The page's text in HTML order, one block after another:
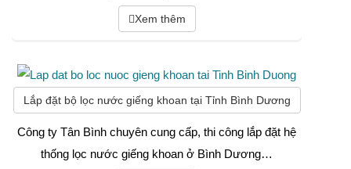
Xem thêm
Lắp đặt bộ lọc nước giếng khoan tại Tỉnh Bình Dương
Công ty Tân Bình chuyên cung cấp, thi công lắp đặt hệ
thống lọc nước giếng khoan ở Bình Dương…